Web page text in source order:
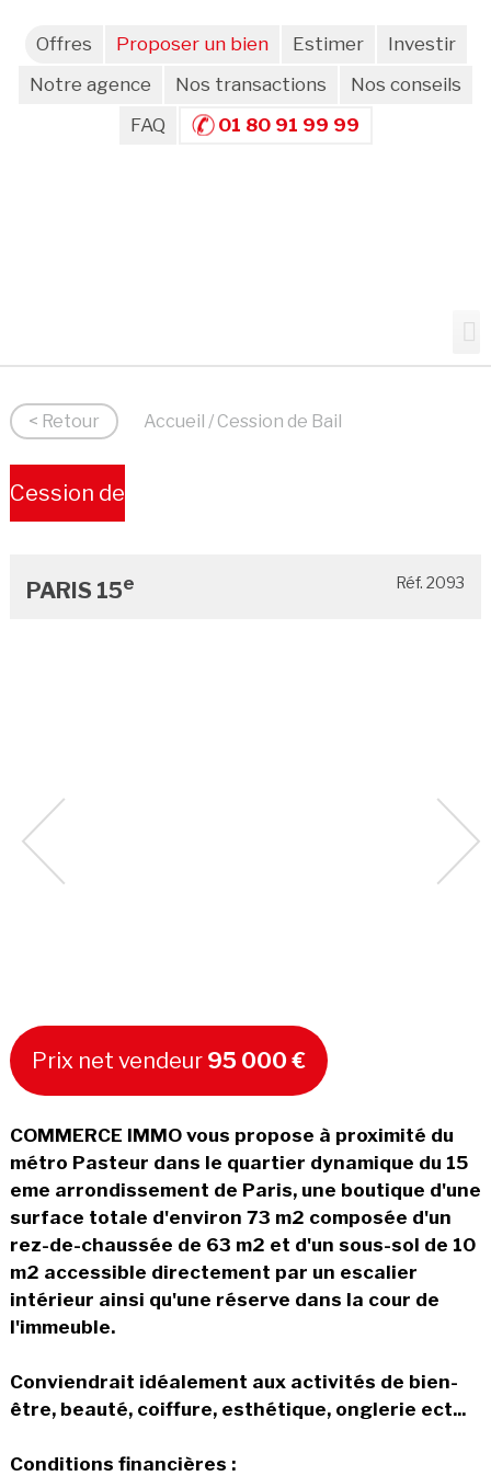
Offres Proposer un bien Estimer
Investir
Notre agence
Nos transactions
Nos conseils
FAQ
01 80 91 99 99
< Retour Accueil / Cession de Bail
Cession de
PARIS 15e Réf. 2093
Prix net vendeur 95 000 €
COMMERCE IMMO vous propose à proximité du
métro Pasteur dans le quartier dynamique du 15
eme arrondissement de Paris, une boutique d'une
surface totale d'environ 73 m2 composée d'un
rez-de-chaussée de 63 m2 et d'un sous-sol de 10
m2 accessible directement par un escalier
intérieur ainsi qu'une réserve dans la cour de
l'immeuble.
Conviendrait idéalement aux activités de bien-
être, beauté, coiffure, esthétique, onglerie ect...
Conditions financières :